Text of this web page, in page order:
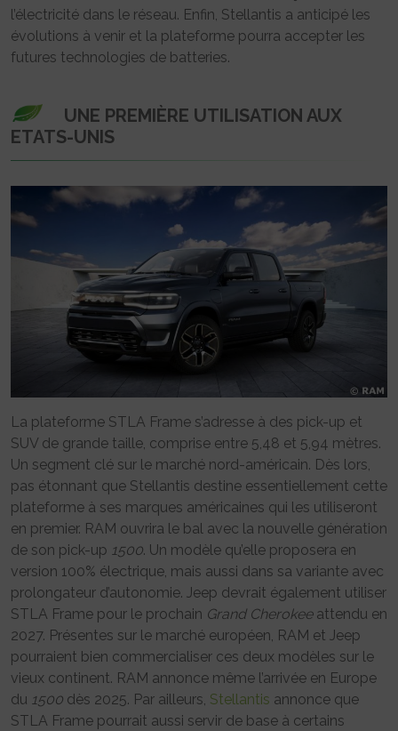
l’électricité dans le réseau. Enfin, Stellantis a anticipé les
évolutions à venir et la plateforme pourra accepter les
futures technologies de batteries.
UNE PREMIÈRE UTILISATION AUX
ETATS-UNIS
La plateforme STLA Frame s’adresse à des pick-up et
SUV de grande taille, comprise entre 5,48 et 5,94 mètres.
Un segment clé sur le marché nord-américain. Dès lors,
pas étonnant que Stellantis destine essentiellement cette
plateforme à ses marques américaines qui les utiliseront
en premier. RAM ouvrira le bal avec la nouvelle génération
de son pick-up 1500. Un modèle qu’elle proposera en
version 100% électrique, mais aussi dans sa variante avec
prolongateur d’autonomie. Jeep devrait également utiliser
STLA Frame pour le prochain Grand Cherokeeattendu en
2027. Présentes sur le marché européen, RAM et Jeep
pourraient bien commercialiser ces deux modèles sur le
vieux continent. RAM annonce même l’arrivée en Europe
du 1500 dès 2025. Par ailleurs, Stellantis annonce que
STLA Frame pourrait aussi servir de base à certains